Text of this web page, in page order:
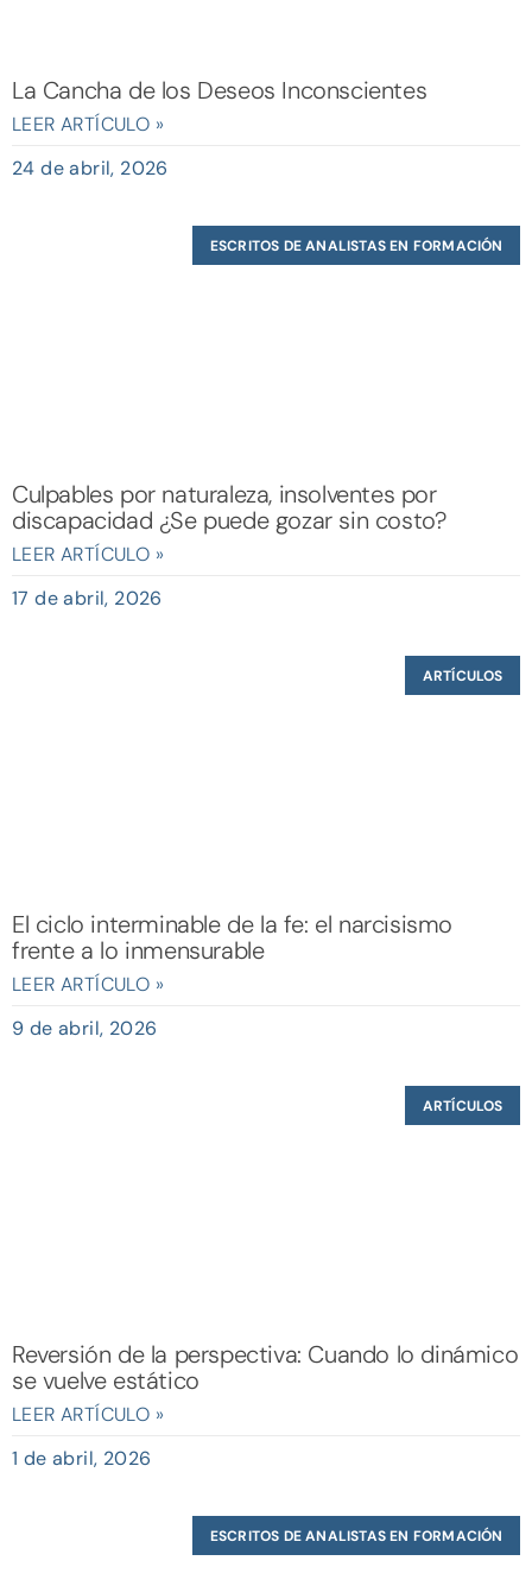
La Cancha de los Deseos Inconscientes
LEER ARTÍCULO »
24 de abril, 2026
ESCRITOS DE ANALISTAS EN FORMACIÓN
Culpables por naturaleza, insolventes por
discapacidad ¿Se puede gozar sin costo?
LEER ARTÍCULO »
17 de abril, 2026
ARTÍCULOS
El ciclo interminable de la fe: el narcisismo
frente a lo inmensurable
LEER ARTÍCULO »
9 de abril, 2026
ARTÍCULOS
Reversión de la perspectiva: Cuando lo dinámico
se vuelve estático
LEER ARTÍCULO »
1 de abril, 2026
ESCRITOS DE ANALISTAS EN FORMACIÓN